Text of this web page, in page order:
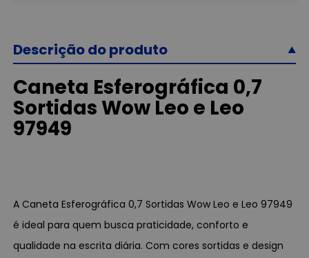
Descrição do produto
Caneta Esferográfica 0,7
Sortidas Wow Leo e Leo
97949
A Caneta Esferográfica 0,7 Sortidas Wow Leo e Leo 97949
é ideal para quem busca praticidade, conforto e
qualidade na escrita diária. Com cores sortidas e design